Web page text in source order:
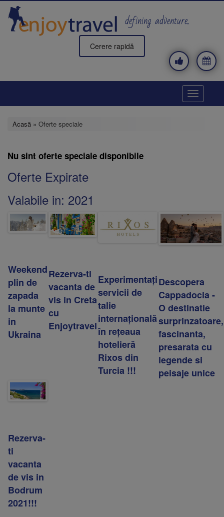
Mergi
conţinutul
principal
defining adventure..
Cerere rapidă
Toggle
Acasă » Oferte speciale
Nu sint oferte speciale disponibile
Oferte Expirate
Valabile in: 2021
Weekend
plin de
zapada
la munte
in
Ukraina
Rezerva-ti
vacanta de
vis in Creta
cu
Enjoytravel
Experimentați
servicii de
talie
internațională
în rețeaua
hotelieră
Rixos din
Turcia !!!
Descopera
Cappadocia -
O destinatie
surprinzatoare,
fascinanta,
presarata cu
legende si
peisaje unice
Rezerva-
ti
vacanta
de vis in
Bodrum
2021!!!